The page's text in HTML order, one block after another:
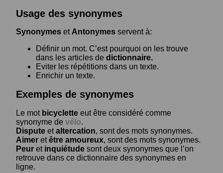
Usage des synonymes
Synonymes etAntonymes servent à:
Définir un mot. C’est pourquoi on les trouve
dans les articles de dictionnaire.
Eviter les répétitions dans un texte.
Enrichir un texte.
Exemples de synonymes
Le mot bicyclette eut être considéré comme
synonyme de vélo.
Dispute etaltercation, sont des mots synonymes.
Aimer etêtre amoureux, sont des mots synonymes.
Peur et inquiétude sont deux synonymes que l’on
retrouve dans ce dictionnaire des synonymes en
ligne.